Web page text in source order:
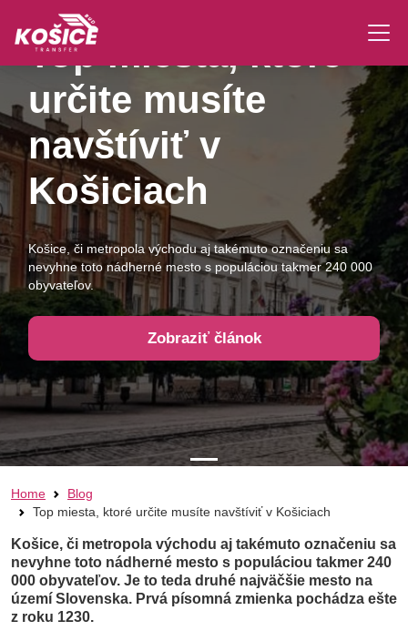
Top miesta, ktoré
určite musíte
navštíviť v
Košiciach
Košice, či metropola východu aj takémuto označeniu sa
nevyhne toto nádherné mesto s populáciou takmer 240 000
obyvateľov.
Zobraziť článok
Home
Blog
Top miesta, ktoré určite musíte navštíviť v Košiciach
Košice, či metropola východu aj takémuto označeniu sa
nevyhne toto nádherné mesto s populáciou takmer 240
000 obyvateľov. Je to teda druhé najväčšie mesto na
území Slovenska. Prvá písomná zmienka pochádza ešte
z roku 1230.